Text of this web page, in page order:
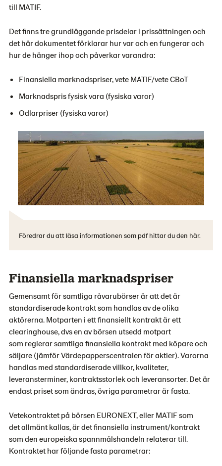
till MATIF.
Det finns tre grundläggande prisdelar i prissättningen och
det här dokumentet förklarar hur var och en fungerar och
hur de hänger ihop och påverkar varandra:
Finansiella marknadspriser, vete MATIF/vete CBoT
Marknadspris fysisk vara (fysiska varor)
Odlarpriser (fysiska varor)
Föredrar du att läsa informationen som pdf hittar du den här.
Finansiella marknadspriser
Gemensamt för samtliga råvarubörser är att det är
standardiserade kontrakt som handlas av de olika
aktörerna. Motparten i ett finansiellt kontrakt är ett
clearinghouse, dvs en av börsen utsedd motpart
som reglerar samtliga finansiella kontrakt med köpare och
säljare (jämför Värdepapperscentralen för aktier). Varorna
handlas med standardiserade villkor, kvaliteter,
leveransterminer, kontraktsstorlek och leveransorter. Det är
endast priset som ändras, övriga parametrar är fasta.
Vetekontraktet på börsen EURONEXT, eller MATIF som
det allmänt kallas, är det finansiella instrument/kontrakt
som den europeiska spannmålshandeln relaterar till.
Kontraktet har följande fasta parametrar: